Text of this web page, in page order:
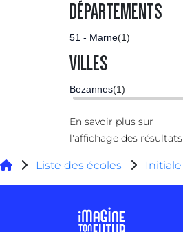
DÉPARTEMENTS
51 - Marne(1)
VILLES
Bezannes(1)
En savoir plus sur
l'affichage des résultats
Liste des écoles Initiale